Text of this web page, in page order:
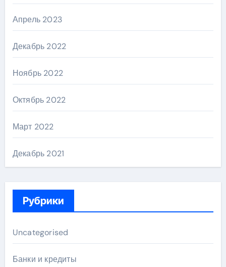
Апрель 2023
Декабрь 2022
Ноябрь 2022
Октябрь 2022
Март 2022
Декабрь 2021
Рубрики
Uncategorised
Банки и кредиты